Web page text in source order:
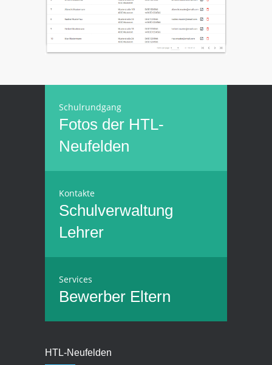
Schulrundgang
Fotos der HTL-
Neufelden
Kontakte
Schulverwaltung
Lehrer
Services
Bewerber Eltern
HTL-Neufelden